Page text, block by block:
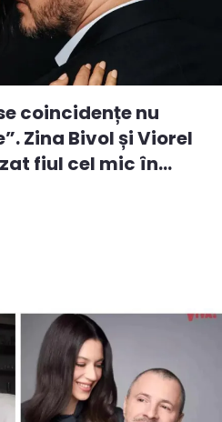
coincidențe nu
Zina Bivol și Viorel
fiul cel mic în